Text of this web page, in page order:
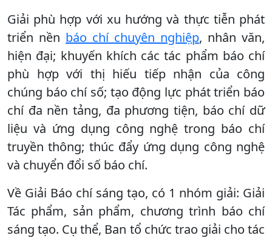
Giải phù hợp với xu hướng và thực tiễn phát
triển nền báo chí chuyên nghiệp, nhân văn,
hiện đại; khuyến khích các tác phẩm báo chí
phù hợp với thị hiếu tiếp nhận của công
chúng báo chí số; tạo động lực phát triển báo
chí đa nền tảng, đa phương tiện, báo chí dữ
liệu và ứng dụng công nghệ trong báo chí
truyền thông; thúc đẩy ứng dụng công nghệ
và chuyển đổi số báo chí.
Về Giải Báo chí sáng tạo, có 1 nhóm giải: Giải
Tác phẩm, sản phẩm, chương trình báo chí
sáng tạo. Cụ thể, Ban tổ chức trao giải cho tác